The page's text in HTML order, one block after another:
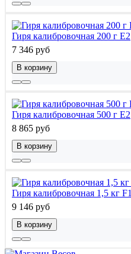
Гиря калибровочная 200 г E2
7 346 руб
В корзину
Гиря калибровочная 500 г E2
8 865 руб
В корзину
Гиря калибровочная 1,5 кг F1
9 146 руб
В корзину